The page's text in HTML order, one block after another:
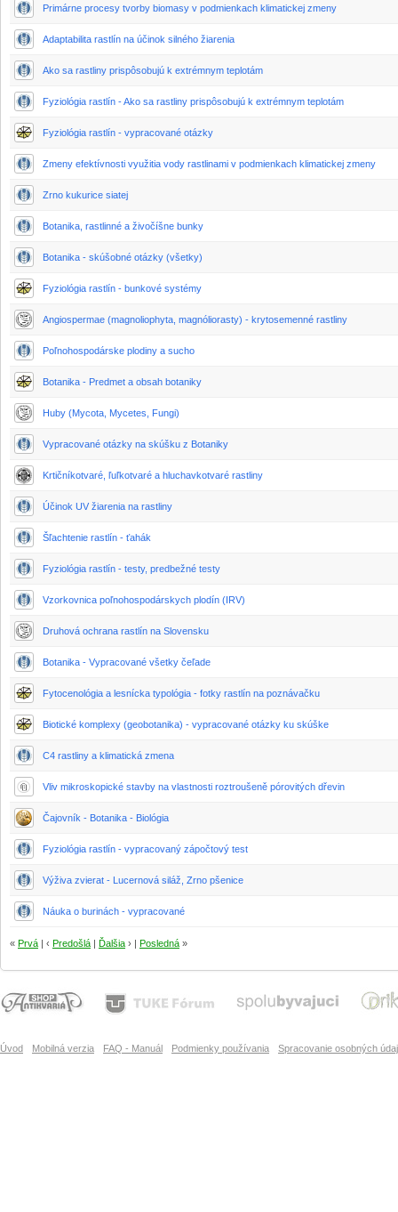
Primárne procesy tvorby biomasy v podmienkach klimatickej zmeny
Adaptabilita rastlín na účinok silného žiarenia
Ako sa rastliny prispôsobujú k extrémnym teplotám
Fyziológia rastlín - Ako sa rastliny prispôsobujú k extrémnym teplotám
Fyziológia rastlín - vypracované otázky
Zmeny efektívnosti využitia vody rastlinami v podmienkach klimatickej zmeny
Zrno kukurice siatej
Botanika, rastlinné a živočíšne bunky
Botanika - skúšobné otázky (všetky)
Fyziológia rastlín - bunkové systémy
Angiospermae (magnoliophyta, magnóliorasty) - krytosemenné rastliny
Poľnohospodárske plodiny a sucho
Botanika - Predmet a obsah botaniky
Huby (Mycota, Mycetes, Fungi)
Vypracované otázky na skúšku z Botaniky
Krtičníkotvaré, ľuľkotvaré a hluchavkotvaré rastliny
Účinok UV žiarenia na rastliny
Šľachtenie rastlín - ťahák
Fyziológia rastlín - testy, predbežné testy
Vzorkovnica poľnohospodárskych plodín (IRV)
Druhová ochrana rastlín na Slovensku
Botanika - Vypracované všetky čeľade
Fytocenológia a lesnícka typológia - fotky rastlín na poznávačku
Biotické komplexy (geobotanika) - vypracované otázky ku skúške
C4 rastliny a klimatická zmena
Vliv mikroskopické stavby na vlastnosti roztroušeně pórovitých dřevin
Čajovník - Botanika - Biológia
Fyziológia rastlín - vypracovaný zápočtový test
Výživa zvierat - Lucernová siláž, Zrno pšenice
Náuka o burinách - vypracované
« Prvá | ‹ Predošlá Ďalšia › | Posledná »
Úvod Mobilná verzia FAQ - Manuál Podmienky používania Spracovanie osobných